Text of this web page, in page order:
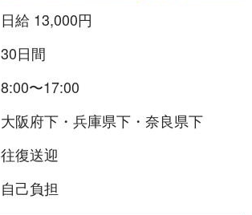
より詳細な探し方へ
日給 13,000円
30日間
8:00〜17:00
大阪府下・兵庫県下・奈良県下
往復送迎
自己負担